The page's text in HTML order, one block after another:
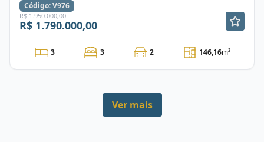
Código: V976
R$ 1.950.000,00
R$ 1.790.000,00
3 3 2 146,16m²
Ver mais